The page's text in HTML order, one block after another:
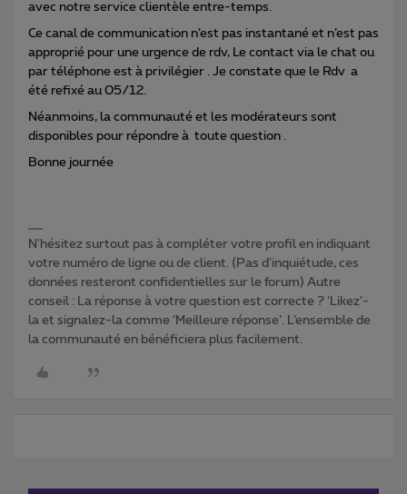
avec notre service clientèle entre-temps.
Ce canal de communication n’est pas instantané et n’est pas
approprié pour une urgence de rdv, Le contact via le chat ou
par téléphone est à privilégier . Je constate que le Rdv a
été refixé au 05/12.
Néanmoins, la communauté et les modérateurs sont
disponibles pour répondre à toute question .
Bonne journée
N'hésitez surtout pas à compléter votre profil en indiquant
votre numéro de ligne ou de client. (Pas d'inquiétude, ces
données resteront confidentielles sur le forum) Autre
conseil : La réponse à votre question est correcte ? ‘Likez’-
la et signalez-la comme ‘Meilleure réponse’. L’ensemble de
la communauté en bénéficiera plus facilement.